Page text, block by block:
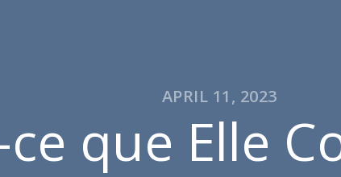
APRIL 11, 2023
que Elle